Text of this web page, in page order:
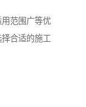
范围广等优
合适的施工